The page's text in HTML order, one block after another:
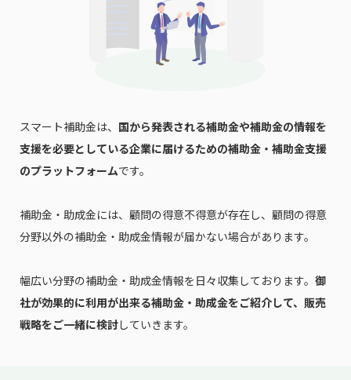
スマート補助金は、 国から発表される補助金や補助金の情報を
支援を必要としている企業に届けるための補助金・補助金支援
のプラットフォームです。
補助金・助成金には、顧問の得意不得意が存在し、顧問の得意
分野以外の補助金・助成金情報が届かない場合があります。
幅広い分野の補助金・助成金情報を日々収集しております。 御
社が効果的に利用が出来る補助金・助成金をご紹介して、販売
戦略をご一緒に検討していきます。